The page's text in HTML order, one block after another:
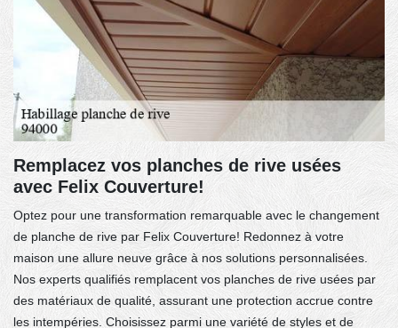
Remplacez vos planches de rive usées
avec Felix Couverture!
Optez pour une transformation remarquable avec le changement
de planche de rive par Felix Couverture! Redonnez à votre
maison une allure neuve grâce à nos solutions personnalisées.
Nos experts qualifiés remplacent vos planches de rive usées par
des matériaux de qualité, assurant une protection accrue contre
les intempéries. Choisissez parmi une variété de styles et de